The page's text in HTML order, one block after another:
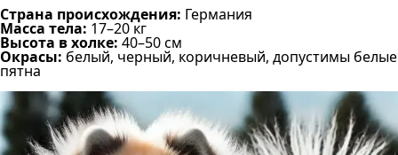
Страна происхождения: Германия
Масса тела: 17–20 кг
Высота в холке: 40–50 см
Окрасы: белый, черный, коричневый, допустимы белые
пятна